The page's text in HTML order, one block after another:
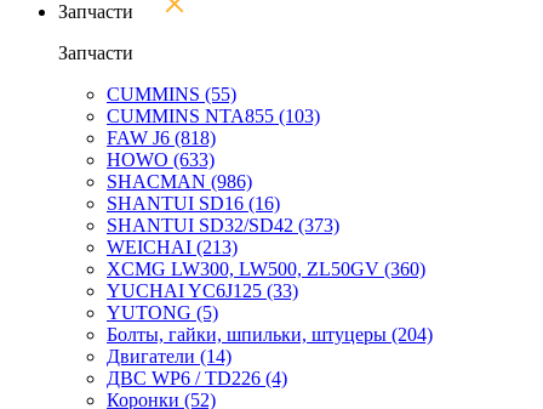
Запчасти
Запчасти
CUMMINS (55)
CUMMINS NTA855 (103)
FAW J6 (818)
HOWO (633)
SHACMAN (986)
SHANTUI SD16 (16)
SHANTUI SD32/SD42 (373)
WEICHAI (213)
XCMG LW300, LW500, ZL50GV (360)
YUCHAI YC6J125 (33)
YUTONG (5)
Болты, гайки, шпильки, штуцеры (204)
Двигатели (14)
ДВС WP6 / TD226 (4)
Коронки (52)